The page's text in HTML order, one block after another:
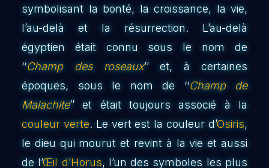
symbolisant la bonté, la croissance, la vie,
l’au-delà et la résurrection. L’au-delà
égyptien était connu sous le nom de
‘‘Champ des roseaux’’ et, à certaines
époques, sous le nom de ‘‘Champ de
Malachite’’ et était toujours associé à la
couleur verte. Le vert est la couleur d’Osiris,
le dieu qui mourut et revint à la vie et aussi
de l’Œil d’Horus, l’un des symboles les plus